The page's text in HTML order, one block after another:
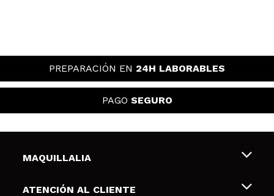
PREPARACIÓN EN 24H LABORABLES
PAGO SEGURO
MAQUILLALIA
Sobre nosotros
ATENCIÓN AL CLIENTE